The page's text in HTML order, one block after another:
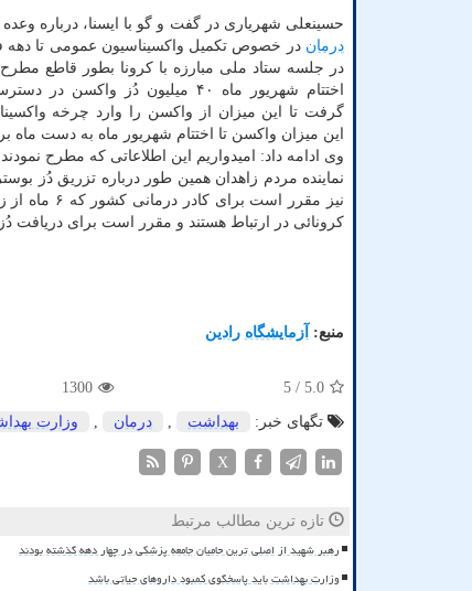
حسینعلی شهریاری در گفت و گو با ایسنا، درباره
درمان در خصوص تکمیل واکسیناسیون عمومی تا دهه
در جلسه ستاد ملی مبارزه با کرونا بطور قاطع مطرح
اختتام شهریور ماه ۴۰ میلیون دُز
گرفت تا این میزان از واکسن را وارد چرخه
این میزان واکسن تا اختتام شهریور ماه به دست ماه
وی ادامه داد: امیدواریم این اطلاعاتی که مطرح
نماینده مردم زاهدان همین طور درباره تزریق دُز
نیز مقرر
کرونائی در ارتباط هستند و مقرر است برای دریافت
منبع: آزمایشگاه رادین
5.0
/ 5
1300
تگهای خبر:
بهداشت درمان وزارت
X
تازه ترین مطالب مرتبط
رهبر شهید از اصلی ترین حامیان جامعه پزشکی در چهار دهه گذشته بودند
وزارت بهداشت باید پاسخگوی کمبود داروهای حیاتی باشد